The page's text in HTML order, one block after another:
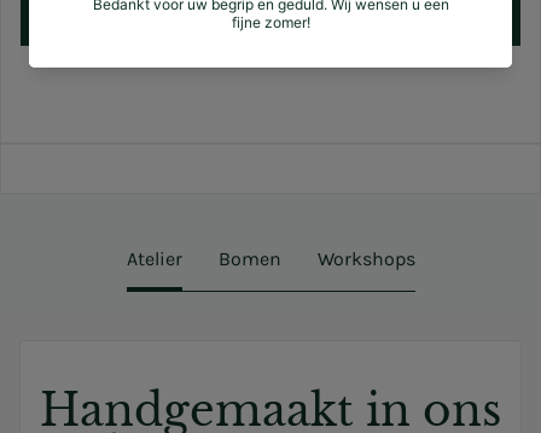
Schrijf een review
Atelier Bomen Workshops
Handgemaakt in ons